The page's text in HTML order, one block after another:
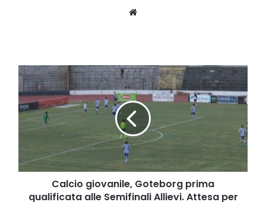
Calcio
giovanile,
Goteborg
prima
qualificata
alle
Allievi.
Attesa
Calcio giovanile, Goteborg prima
qualificata alle Semifinali Allievi. Attesa per